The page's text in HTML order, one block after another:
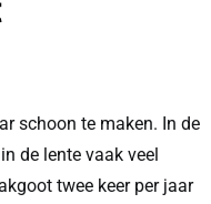
schoon te maken. In de
de lente vaak veel
twee keer per jaar